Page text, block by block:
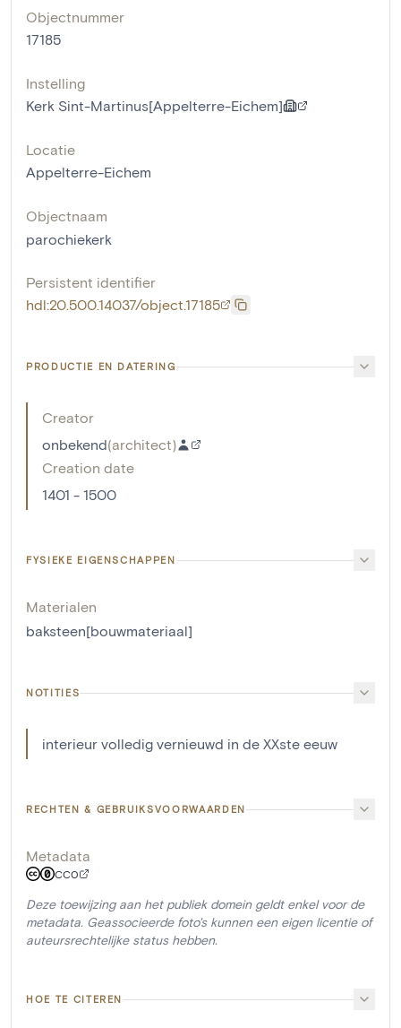
Objectnummer
17185
Instelling
Kerk Sint-Martinus[Appelterre-Eichem]
Locatie
Appelterre-Eichem
Objectnaam
parochiekerk
Persistent identifier
hdl:20.500.14037/object.17185
PRODUCTIE EN DATERING
Creator
onbekend(architect)
Creation date
1401 - 1500
FYSIEKE EIGENSCHAPPEN
Materialen
baksteen[bouwmateriaal]
NOTITIES
interieur volledig vernieuwd in de XXste eeuw
RECHTEN & GEBRUIKSVOORWAARDEN
Metadata
CC0
Deze toewijzing aan het publiek domein geldt enkel voor de
metadata. Geassocieerde foto's kunnen een eigen licentie of
auteursrechtelijke status hebben.
HOE TE CITEREN